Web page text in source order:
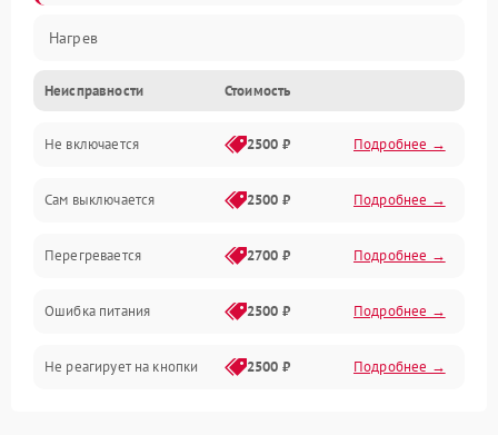
Нагрев
Неисправности Стоимость
Не включается 2500 ₽ Подробнее →
Сам выключается 2500 ₽ Подробнее →
Перегревается 2700 ₽ Подробнее →
Ошибка питания 2500 ₽ Подробнее →
Не реагирует на кнопки 2500 ₽ Подробнее →